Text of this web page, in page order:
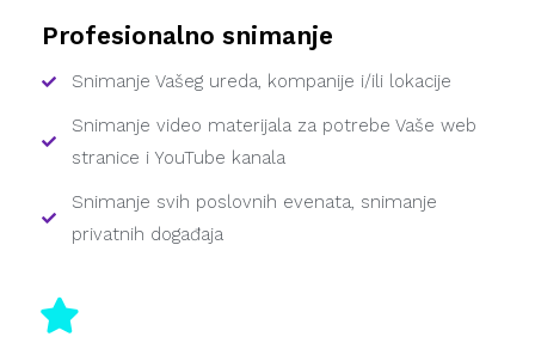
Profesionalno snimanje
Snimanje Vašeg ureda, kompanije i/ili lokacije
Snimanje video materijala za potrebe Vaše web
stranice i YouTube kanala
Snimanje svih poslovnih evenata, snimanje
privatnih događaja